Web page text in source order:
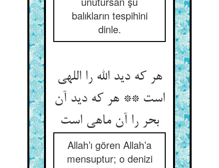
balıkların tespihini
dinle.
هر که دید الله را اللهی
است ** هر که دید آن
بحر را آن ماهی است‏
Allah’ı gören Allah’a
mensuptur; o denizi